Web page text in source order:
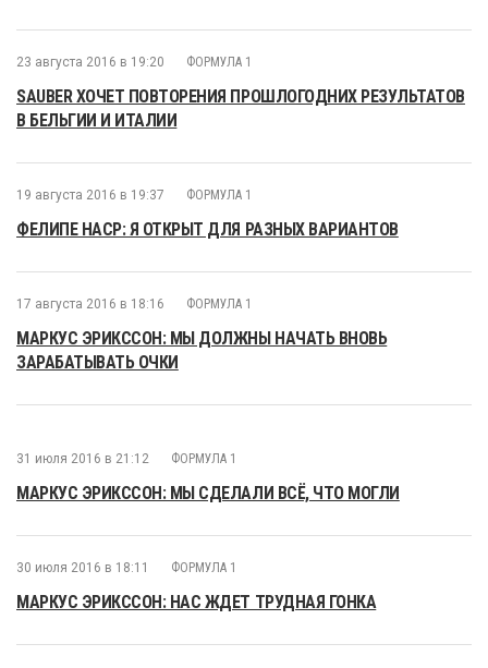
23 августа 2016 в 19:20 ФОРМУЛА 1
SAUBER ХОЧЕТ ПОВТОРЕНИЯ ПРОШЛОГОДНИХ РЕЗУЛЬТАТОВ
В БЕЛЬГИИ И ИТАЛИИ
19 августа 2016 в 19:37 ФОРМУЛА 1
ФЕЛИПЕ НАСР: Я ОТКРЫТ ДЛЯ РАЗНЫХ ВАРИАНТОВ
17 августа 2016 в 18:16 ФОРМУЛА 1
МАРКУС ЭРИКССОН: МЫ ДОЛЖНЫ НАЧАТЬ ВНОВЬ
ЗАРАБАТЫВАТЬ ОЧКИ
31 июля 2016 в 21:12 ФОРМУЛА 1
МАРКУС ЭРИКССОН: МЫ СДЕЛАЛИ ВСЁ, ЧТО МОГЛИ
30 июля 2016 в 18:11 ФОРМУЛА 1
МАРКУС ЭРИКССОН: НАС ЖДЕТ ТРУДНАЯ ГОНКА